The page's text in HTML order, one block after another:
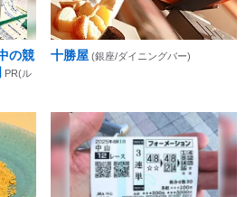
の競
PR(ル
十勝屋 (銀座/ダイニングバー)